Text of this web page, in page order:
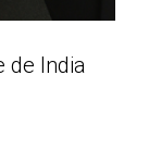
de India